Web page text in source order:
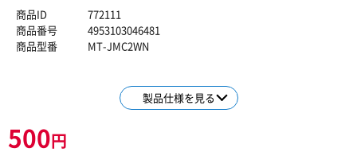
商品ID
772111
商品番号
4953103046481
商品型番
MT-JMC2WN
製品仕様を見る
500円